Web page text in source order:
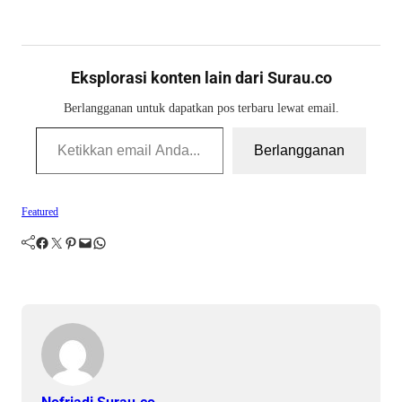
Eksplorasi konten lain dari Surau.co
Berlangganan untuk dapatkan pos terbaru lewat email.
Ketikkan email Anda...
Berlangganan
Featured
Facebook Twitter Pinterest Mail WhatsApp